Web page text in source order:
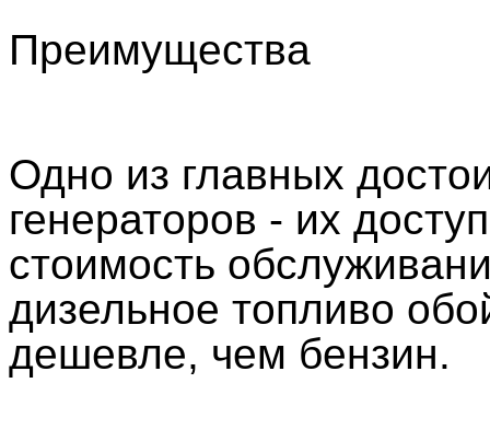
Преимущества
Одно из главных
генераторов - их
стоимость
дизельное топливо
дешевле, чем бензин.